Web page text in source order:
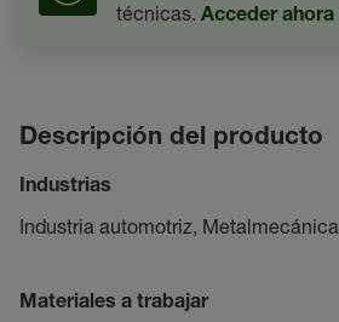
técnicas. Acceder ahora
Descripción del producto
Industrias
Industria automotriz, Metalmecánica
Materiales a trabajar